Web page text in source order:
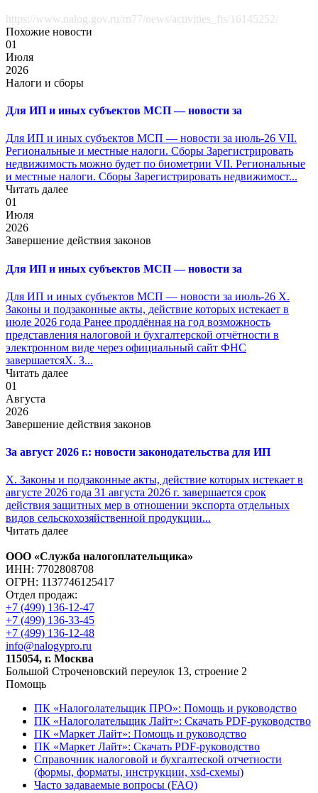
https://www.nalog.gov.ru/rn77/news/activities_fts/16145252/
Похожие новости
01
Июля
2026
Налоги и сборы
Для ИП и иных субъектов МСП — новости за
Для ИП и иных субъектов МСП — новости за июль-26 VII.
Региональные и местные налоги. Сборы Зарегистрировать
недвижимость можно будет по биометрии VII. Региональные
и местные налоги. Сборы Зарегистрировать недвижимост...
Читать далее
01
Июля
2026
Завершение действия законов
Для ИП и иных субъектов МСП — новости за
Для ИП и иных субъектов МСП — новости за июль-26 X.
Законы и подзаконные акты, действие которых истекает в
июле 2026 года Ранее продлённая на год возможность
представления налоговой и бухгалтерской отчётности в
электронном виде через официальный сайт ФНС
завершаетсяX. З...
Читать далее
01
Августа
2026
Завершение действия законов
За август 2026 г.: новости законодательства для ИП
X. Законы и подзаконные акты, действие которых истекает в
августе 2026 года 31 августа 2026 г. завершается срок
действия защитных мер в отношении экспорта отдельных
видов сельскохозяйственной продукции...
Читать далее
ООО «Служба налогоплательщика»
ИНН: 7702808708
ОГРН: 1137746125417
Отдел продаж:
+7 (499) 136-12-47
+7 (499) 136-33-45
+7 (499) 136-12-48
info@nalogypro.ru
115054, г. Москва
Большой Строченовский переулок 13, строение 2
Помощь
ПК «Налоголательщик ПРО»: Помощь и руководство
ПК «Налоголательщик Лайт»: Скачать PDF-руководство
ПК «Маркет Лайт»: Помощь и руководство
ПК «Маркет Лайт»: Скачать PDF-руководство
Справочник налоговой и бухгалтеской отчетности
(формы, форматы, инструкции, xsd-схемы)
Часто задаваемые вопросы (FAQ)